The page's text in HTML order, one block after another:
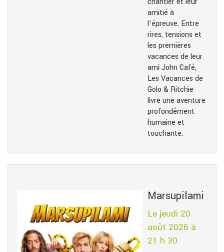
amitié à
l’épreuve. Entre
rires, tensions et
les premières
vacances de leur
ami John Café,
Les Vacances de
Golo & Ritchie
livre une aventure
profondément
humaine et
touchante.
Marsupilami
Le jeudi 20
août 2026 à
21 h 30